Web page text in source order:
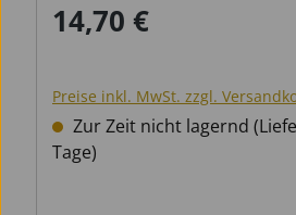
Regulärer Preis:
14,70 €
Preise inkl. MwSt. zzgl.
Zur Zeit nicht lagernd
Tage)